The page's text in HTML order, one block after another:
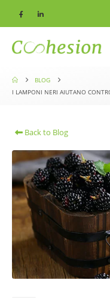
BLOG
I LAMPONI NERI AIUTANO
Back to Blog